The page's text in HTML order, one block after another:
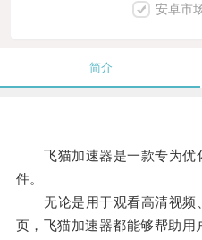
安卓市
简介
飞猫加速器是一款专为优
件。
无论是用于观看高清视频
页，飞猫加速器都能够帮助用